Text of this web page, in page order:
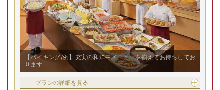
【バイキング/例】充実の和洋中メニューを揃えてお待ちしてお
ります
プランの詳細を見る